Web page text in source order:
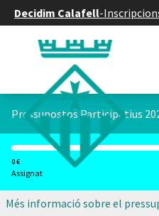
Decidim Calafell-
Pressupostos Participatius
0 €
Assignat
Més informació sobre el